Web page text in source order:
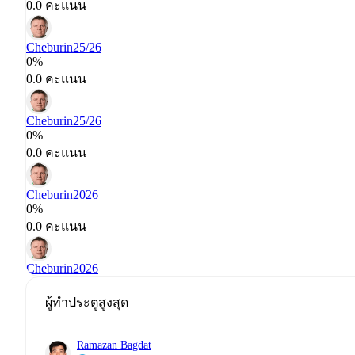
0.0 คะแนน
Cheburin25/26
0%
0.0 คะแนน
Cheburin25/26
0%
0.0 คะแนน
Cheburin2026
0%
0.0 คะแนน
Cheburin2026
ผู้ทำประตูสูงสุด
Ramazan Bagdat